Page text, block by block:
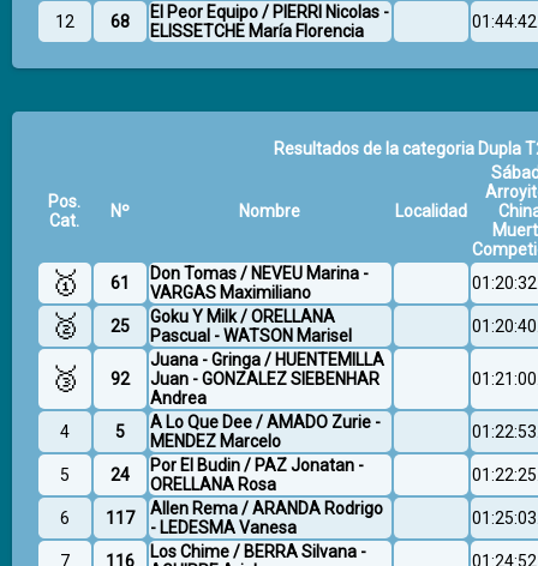
12 68
El Peor Equipo / PIERRI Nicolas -
ELISSETCHE María Florencia
Resultados de la categoria Dupla
Pos.
Cat.
Nº Nombre Localidad
🥇 61
Don Tomas / NEVEU Marina -
VARGAS Maximiliano
🥈 25
Goku Y Milk / ORELLANA
Pascual - WATSON Marisel
🥉 92
Juana - Gringa / HUENTEMILLA
Juan - GONZALEZ SIEBENHAR
Andrea
4 5
A Lo Que Dee / AMADO Zurie -
MENDEZ Marcelo
5 24
Por El Budin / PAZ Jonatan -
ORELLANA Rosa
6 117
Allen Rema / ARANDA Rodrigo
- LEDESMA Vanesa
7 116
Los Chime / BERRA Silvana -